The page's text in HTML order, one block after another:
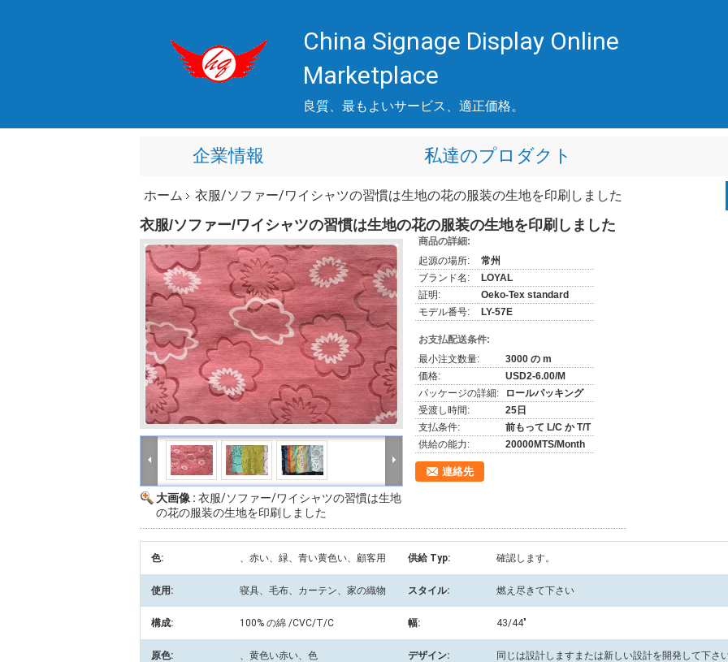
China Signage Display Online
Marketplace
良質、最もよいサービス、適正価格。
企業情報 私達のプロダクト
ホーム 衣服/ソファー/ワイシャツの習慣は生地の花の服装の生地を印刷しました
衣服/ソファー/ワイシャツの習慣は生地の花の服装の生地を印刷しました
大画像 : 衣服/ソファー/ワイシャツの習慣は生地
の花の服装の生地を印刷しました
商品の詳細:
起源の場所:
常州
ブランド名:
LOYAL
証明:
Oeko-Tex standard
モデル番号:
LY-57E
お支払配送条件:
最小注文数量:
3000 の m
価格:
USD2-6.00/M
パッケージの詳細:
ロールパッキング
受渡し時間:
25日
支払条件:
前もって L/C か T/T
供給の能力:
20000MTS/Month
連絡先
色: 、赤い、緑、青い黄色い、顧客用 供給 Typ: 確認します。
使用: 寝具、毛布、カーテン、家の織物 スタイル: 燃え尽きて下さい
構成: 100% の綿 /CVC/T/C 幅: 43/44"
原色: 、黄色い赤い、色 デザイン: 同じは設計しますまたは新しい設計を開発して下さ